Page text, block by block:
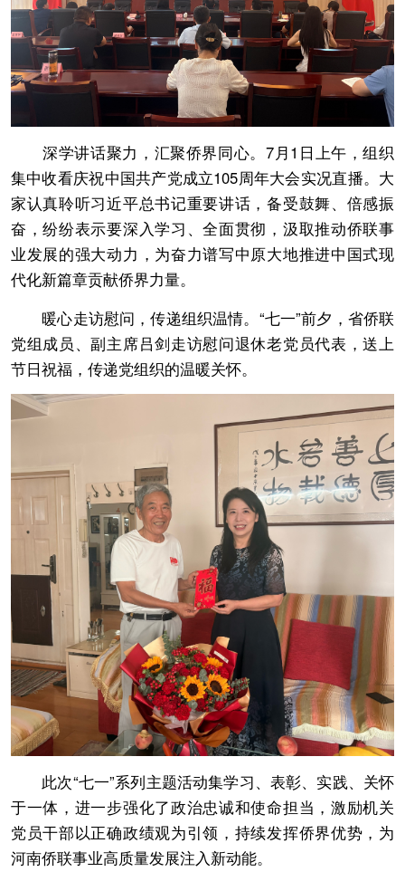
深学讲话聚力，汇聚侨界同心。7月1日上午，组织
集中收看庆祝中国共产党成立105周年大会实况直播。大
家认真聆听习近平总书记重要讲话，备受鼓舞、倍感振
奋，纷纷表示要深入学习、全面贯彻，汲取推动侨联事
业发展的强大动力，为奋力谱写中原大地推进中国式现
代化新篇章贡献侨界力量。
暖心走访慰问，传递组织温情。“七一”前夕，省侨联
党组成员、副主席吕剑走访慰问退休老党员代表，送上
节日祝福，传递党组织的温暖关怀。
此次“七一”系列主题活动集学习、表彰、实践、关怀
于一体，进一步强化了政治忠诚和使命担当，激励机关
党员干部以正确政绩观为引领，持续发挥侨界优势，为
河南侨联事业高质量发展注入新动能。